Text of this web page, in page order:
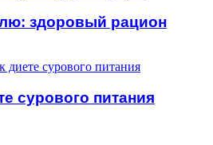
здоровый рацион
сурового питания